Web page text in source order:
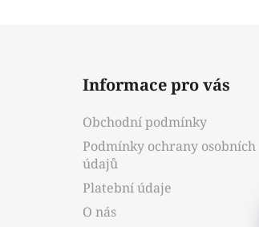
Informace pro vás
Obchodní podmínky
Podmínky ochrany osobních
údajů
Platební údaje
O nás